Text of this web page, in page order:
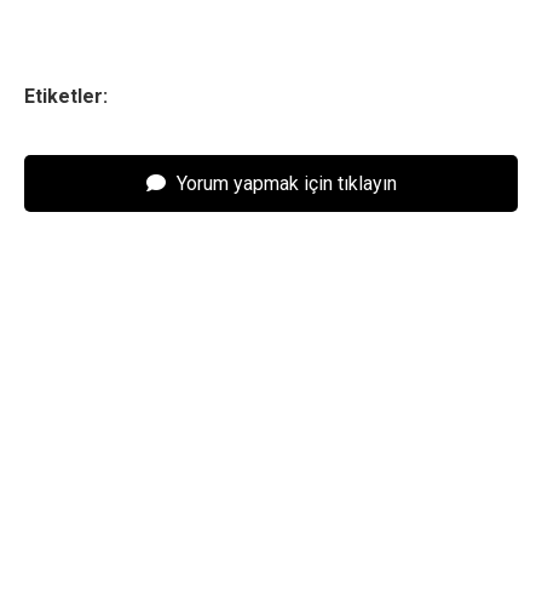
Etiketler:
Yorum yapmak için tıklayın